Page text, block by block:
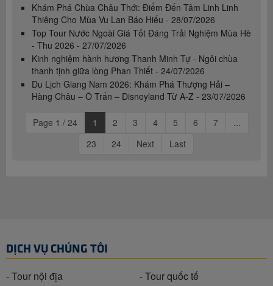
Khám Phá Chùa Châu Thới: Điểm Đến Tâm Linh Linh
Thiêng Cho Mùa Vu Lan Báo Hiếu - 28/07/2026
Top Tour Nước Ngoài Giá Tốt Đáng Trải Nghiệm Mùa Hè
- Thu 2026 - 27/07/2026
Kinh nghiệm hành hương Thanh Minh Tự - Ngôi chùa
thanh tịnh giữa lòng Phan Thiết - 24/07/2026
Du Lịch Giang Nam 2026: Khám Phá Thượng Hải –
Hàng Châu – Ô Trấn – Disneyland Từ A-Z - 23/07/2026
Page 1 / 24 1 2 3 4 5 6 7
...
23
24 Next Last
DỊCH VỤ CHÚNG TÔI
- Tour nội địa
- Tour quốc tế